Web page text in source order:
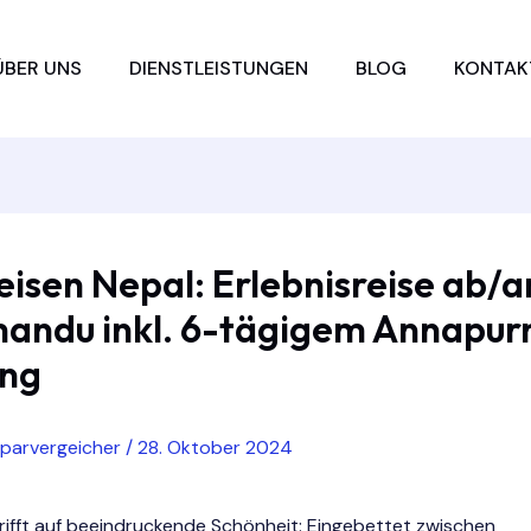
UNS DIENSTLEISTUNGEN BLOG
Nepal: Erlebnisreise ab/
inkl. 6-tägigem
/28. Oktober 2024
auf beeindruckende Schönheit: Eingebettet zwischen